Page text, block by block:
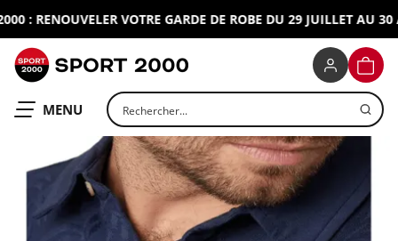
: RENOUVELER VOTRE GARDE DE ROBE DU 29 JUILLET AU 30
OUVRIR LE
MENU Rechercher un produit